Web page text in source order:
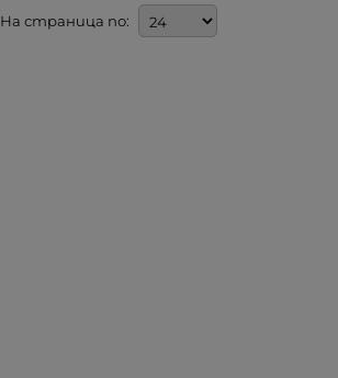
На страница по: